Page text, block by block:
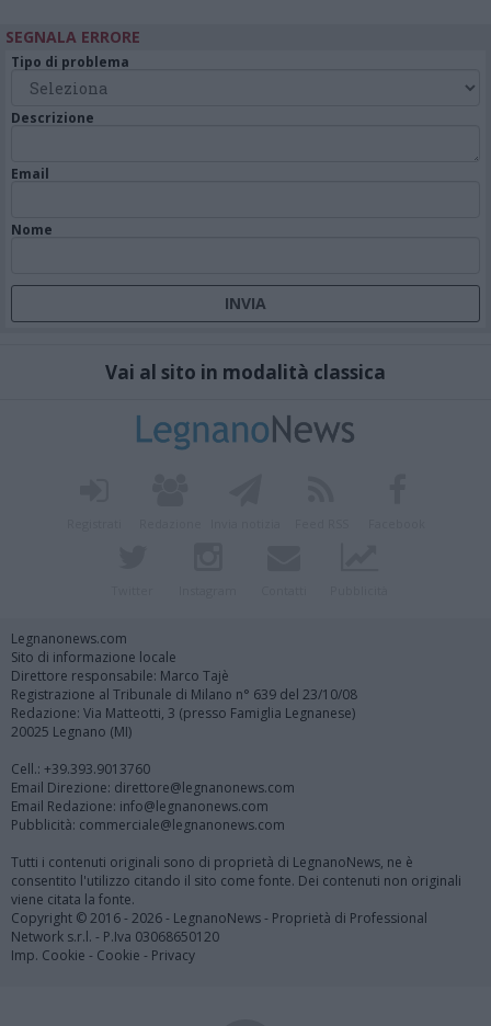
SEGNALA ERRORE
Tipo di problema
Descrizione
Email
Nome
Vai al sito in modalità classica
Legnanonews.com
Sito di informazione locale
Direttore responsabile: Marco Tajè
Registrazione al Tribunale di Milano n° 639 del 23/10/08
Redazione: Via Matteotti, 3 (presso Famiglia Legnanese)
20025 Legnano (MI)
Cell.: +39.393.9013760
Email Direzione: direttore@legnanonews.com
Email Redazione: info@legnanonews.com
Pubblicità: commerciale@legnanonews.com
Tutti i contenuti originali sono di proprietà di LegnanoNews, ne è
consentito l'utilizzo citando il sito come fonte. Dei contenuti non originali
viene citata la fonte.
Copyright © 2016 - 2026 - LegnanoNews - Proprietà di Professional
Network s.r.l. - P.Iva 03068650120
Imp. Cookie - Cookie - Privacy